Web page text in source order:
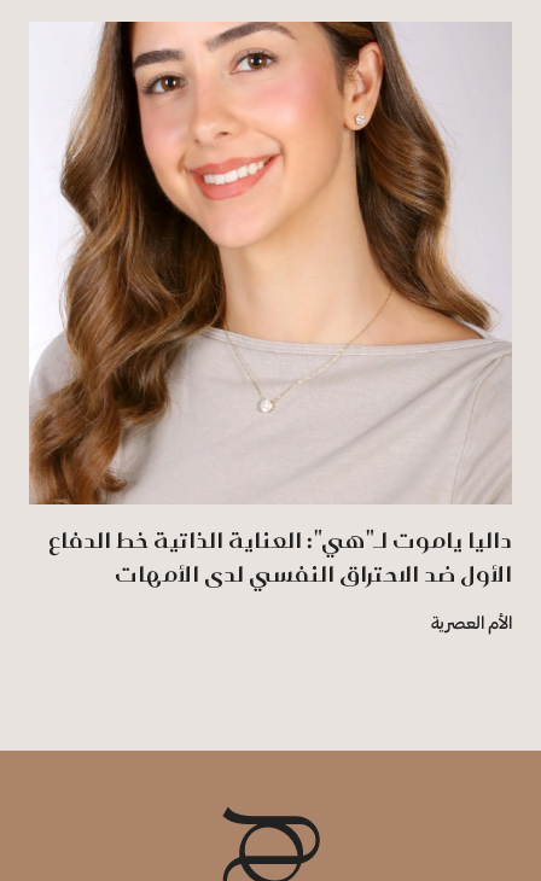
داليا ياموت لـ"هي": العناية الذاتية خط الدفاع
الأول ضد الاحتراق النفسي لدى الأمهات
الأم العصرية